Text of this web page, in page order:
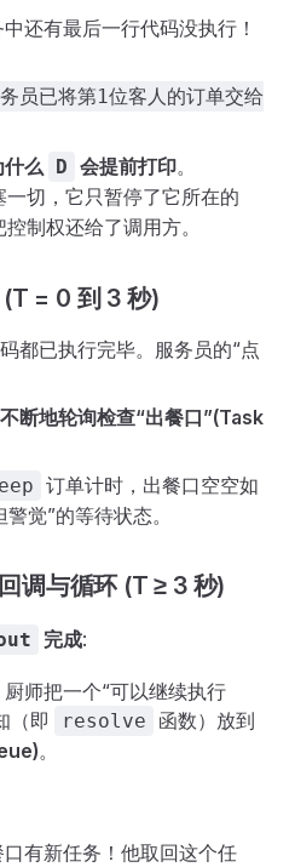
还有最后一行代码没执行！
员已将第1位客人的订单交给
么 D 会提前打印。
一切，它只暂停了它所在的
制权还给了调用方。
= 0 到 3 秒)
都已执行完毕。服务员的“点
不断地轮询检查“出餐口”(Task
订单计时，出餐口空空如
觉”的等待状态。
调与循环 (T ≥ 3 秒)
完成:
师把一个“可以继续执行
（即 resolve
函数）放到
。
有新任务！他取回这个任